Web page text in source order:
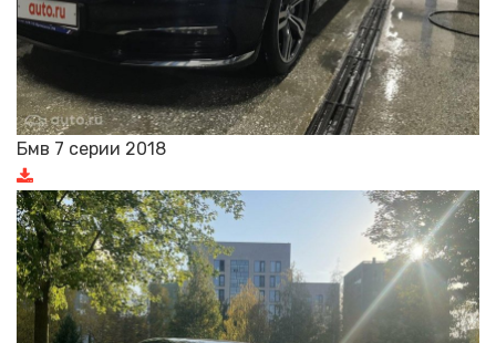
Бмв 7 серии 2018